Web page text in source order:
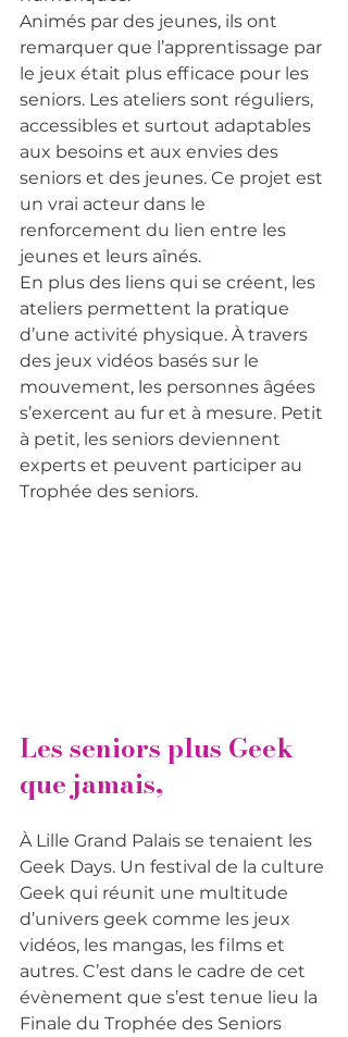
Animés par des jeunes, ils ont
remarquer que l’apprentissage par
le jeux était plus efficace pour les
seniors. Les ateliers sont réguliers,
accessibles et surtout adaptables
aux besoins et aux envies des
seniors et des jeunes. Ce projet est
un vrai acteur dans le
renforcement du lien entre les
jeunes et leurs aînés.
En plus des liens qui se créent, les
ateliers permettent la pratique
d’une activité physique. À travers
des jeux vidéos basés sur le
mouvement, les personnes âgées
s’exercent au fur et à mesure. Petit
à petit, les seniors deviennent
experts et peuvent participer au
Trophée des seniors.
Les seniors plus Geek
que jamais,
À Lille Grand Palais se tenaient les
Geek Days. Un festival de la culture
Geek qui réunit une multitude
d’univers geek comme les jeux
vidéos, les mangas, les films et
autres. C’est dans le cadre de cet
évènement que s’est tenue lieu la
Finale du Trophée des Seniors